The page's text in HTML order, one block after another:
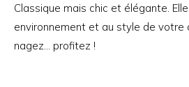
Classique mais chic et élégante.
environnement et au style de votre
nagez… profitez !